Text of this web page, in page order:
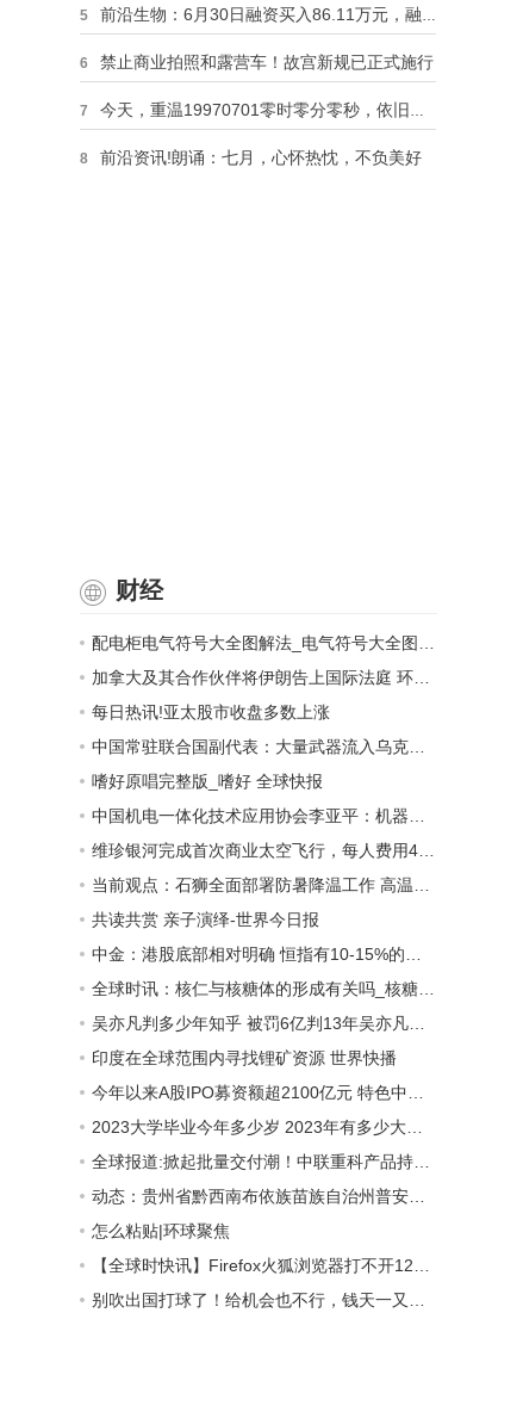
5 前沿生物：6月30日融资买入86.11万元，融资融券余额6973.65万元
6 禁止商业拍照和露营车！故宫新规已正式施行
7 今天，重温19970701零时零分零秒，依旧泪目！
8 前沿资讯!朗诵：七月，心怀热忱，不负美好
财经
每日热讯!亚太股市收盘多数上涨
嗜好原唱完整版_嗜好 全球快报
共读共赏 亲子演绎-世界今日报
印度在全球范围内寻找锂矿资源 世界快播
怎么粘贴|环球聚焦